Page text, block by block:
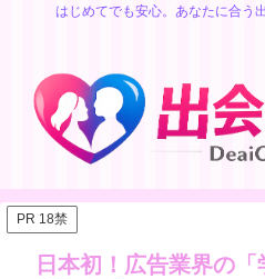
はじめてでも安心。あなたに合う
PR 18禁
日本初！広告業界の